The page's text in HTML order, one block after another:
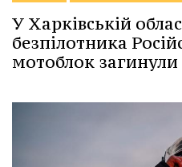
У Харківській
безпілотника
мотоблок загинули